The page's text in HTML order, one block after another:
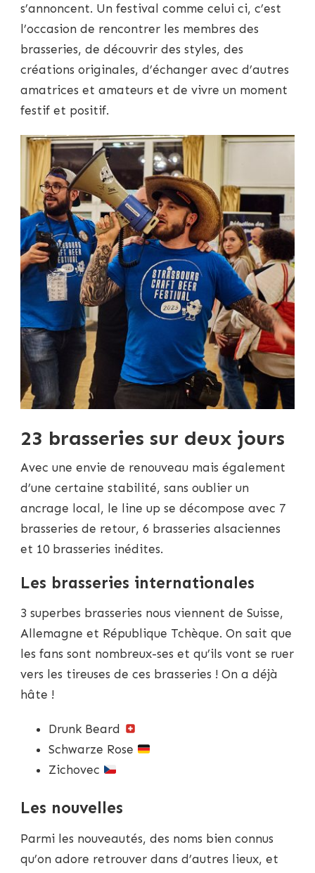
s’annoncent. Un festival comme celui ci, c’est
l’occasion de rencontrer les membres des
brasseries, de découvrir des styles, des
créations originales, d’échanger avec d’autres
amatrices et amateurs et de vivre un moment
festif et positif.
23 brasseries sur deux jours
Avec une envie de renouveau mais également
d’une certaine stabilité, sans oublier un
ancrage local, le line up se décompose avec 7
brasseries de retour, 6 brasseries alsaciennes
et 10 brasseries inédites.
Les brasseries internationales
3 superbes brasseries nous viennent de Suisse,
Allemagne et République Tchèque. On sait que
les fans sont nombreux-ses et qu’ils vont se ruer
vers les tireuses de ces brasseries ! On a déjà
hâte !
Drunk Beard
Schwarze Rose
Zichovec
Les nouvelles
Parmi les nouveautés, des noms bien connus
qu’on adore retrouver dans d’autres lieux, et